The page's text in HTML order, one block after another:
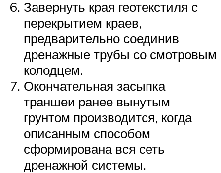
Завернуть края геотекстиля с
перекрытием краев,
предварительно соединив
дренажные трубы со смотровым
колодцем.
Окончательная засыпка
траншеи ранее вынутым
грунтом производится, когда
описанным способом
сформирована вся сеть
дренажной системы.